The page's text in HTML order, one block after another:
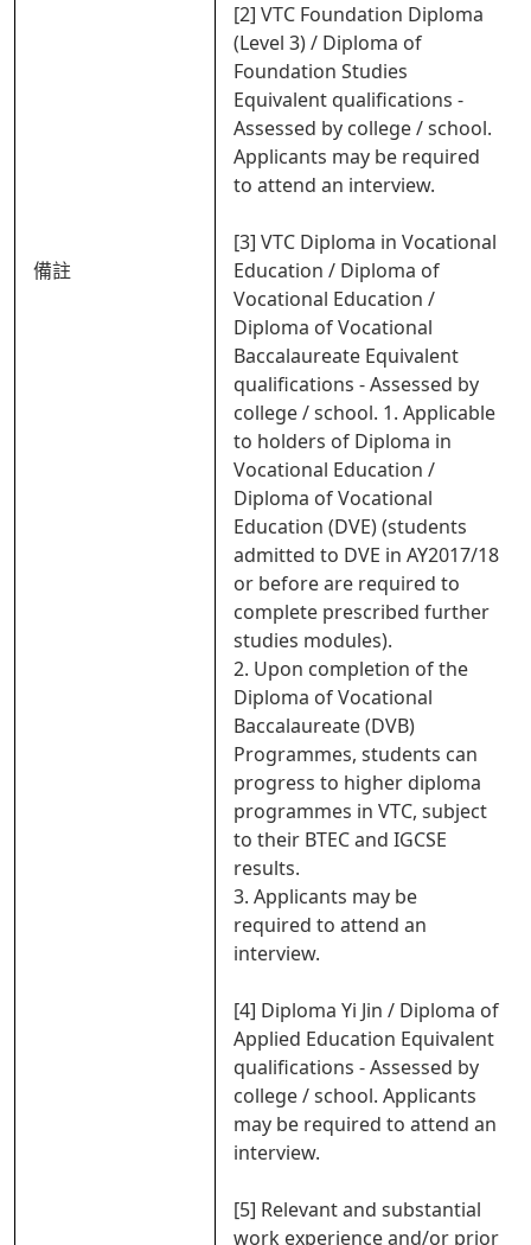
備註
[2] VTC Foundation Diploma
(Level 3) / Diploma of
Foundation Studies
Equivalent qualifications -
Assessed by college / school.
Applicants may be required
to attend an interview.
[3] VTC Diploma in Vocational
Education / Diploma of
Vocational Education /
Diploma of Vocational
Baccalaureate Equivalent
qualifications - Assessed by
college / school. 1. Applicable
to holders of Diploma in
Vocational Education /
Diploma of Vocational
Education (DVE) (students
admitted to DVE in AY2017/18
or before are required to
complete prescribed further
studies modules).
2. Upon completion of the
Diploma of Vocational
Baccalaureate (DVB)
Programmes, students can
progress to higher diploma
programmes in VTC, subject
to their BTEC and IGCSE
results.
3. Applicants may be
required to attend an
interview.
[4] Diploma Yi Jin / Diploma of
Applied Education Equivalent
qualifications - Assessed by
college / school. Applicants
may be required to attend an
interview.
[5] Relevant and substantial
work experience and/or prior